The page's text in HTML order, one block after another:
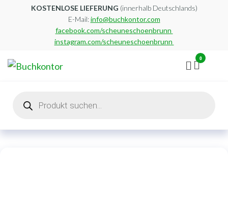
KOSTENLOSE LIEFERUNG (innerhalb Deutschlands)
E-Mail:info@buchkontor.com
facebook.com/scheuneschoenbrunn
instagram.com/scheuneschoenbrunn
0
search